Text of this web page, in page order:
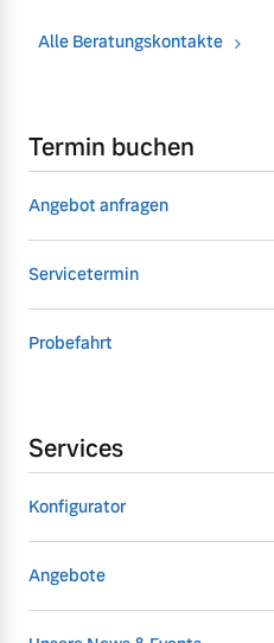
Alle Beratungskontakte
Termin buchen
Angebot anfragen
Servicetermin
Probefahrt
Services
Konfigurator
Angebote